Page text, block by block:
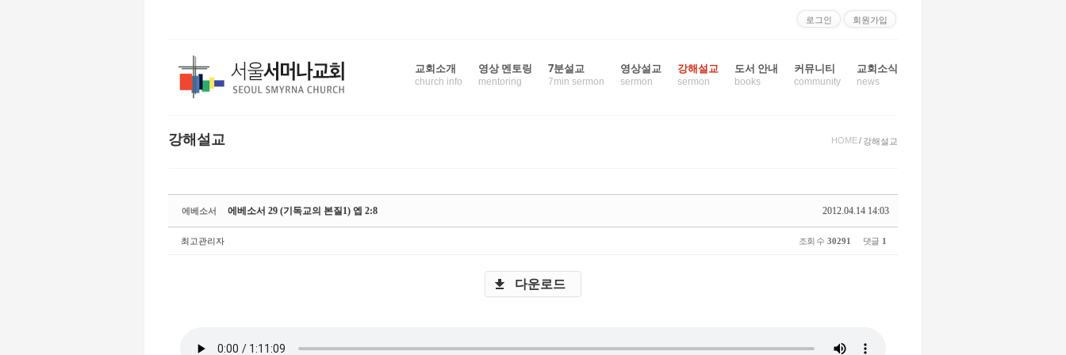
로그인 회원가입
교회소개
church info
영상 멘토링
mentoring
7분설교
7min sermon
영상설교
sermon
강해설교
sermon
도서 안내
books
커뮤니티
community
교회소식
news
강해설교 HOME/ 강해설교
에베소서 2012.04.14 14:03
에베소서 29 (기독교의 본질1) 엡 2:8
최고관리자 조회 수 30291 댓글 1
다운로드
Sketchbook5, 스케치북5
Sketchbook5, 스케치북5